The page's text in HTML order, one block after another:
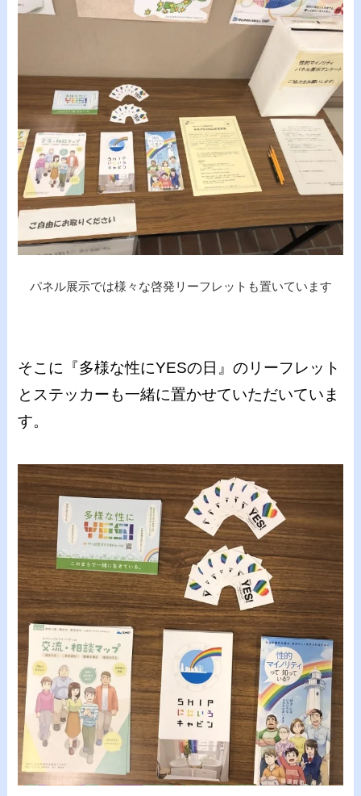
パネル展示では様々な啓発リーフレットも置いています
そこに『多様な性にYESの日』のリーフレット
とステッカーも一緒に置かせていただいていま
す。